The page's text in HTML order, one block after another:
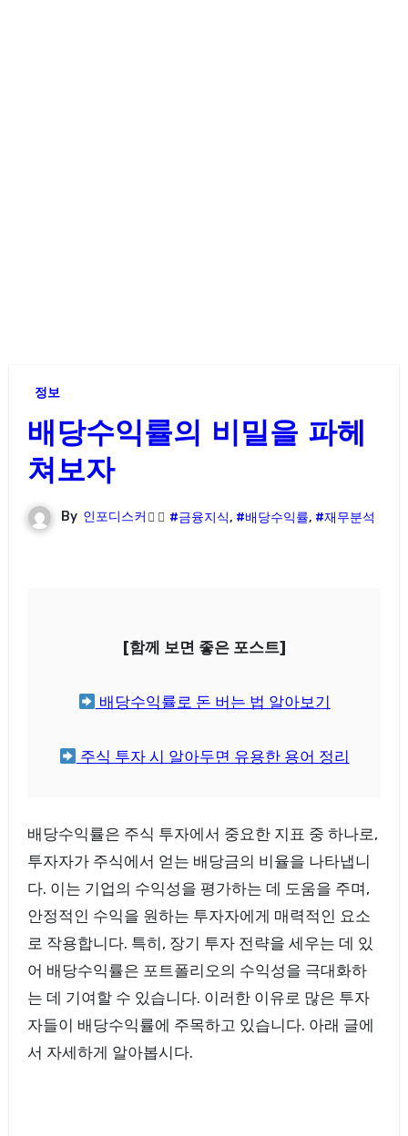
정보
배당수익률의 비밀을 파헤
쳐보자
By 인포디스커 #금융지식, #배당수익률, #재무분석
[함께 보면 좋은 포스트]
배당수익률로 돈 버는 법 알아보기
주식 투자 시 알아두면 유용한 용어 정리
배당수익률은 주식 투자에서 중요한 지표 중 하나로,
투자자가 주식에서 얻는 배당금의 비율을 나타냅니
다. 이는 기업의 수익성을 평가하는 데 도움을 주며,
안정적인 수익을 원하는 투자자에게 매력적인 요소
로 작용합니다. 특히, 장기 투자 전략을 세우는 데 있
어 배당수익률은 포트폴리오의 수익성을 극대화하
는 데 기여할 수 있습니다. 이러한 이유로 많은 투자
자들이 배당수익률에 주목하고 있습니다. 아래 글에
서 자세하게 알아봅시다.